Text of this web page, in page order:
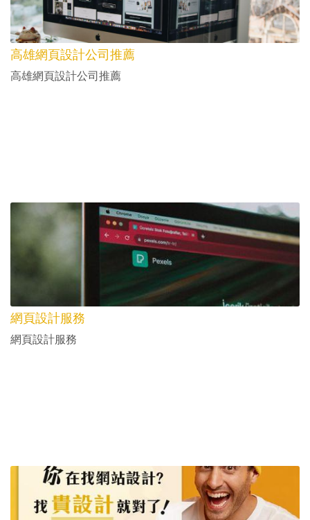
高雄網頁設計公司推薦
高雄網頁設計公司推薦
網頁設計服務
網頁設計服務